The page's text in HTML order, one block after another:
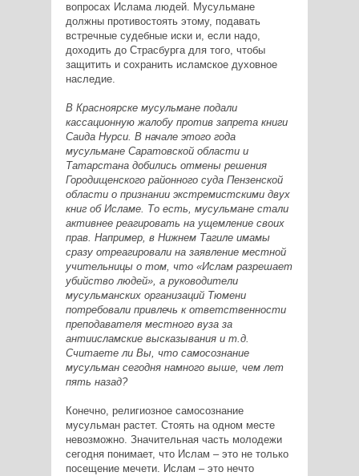
вопросах Ислама людей. Мусульмане
должны противостоять этому, подавать
встречные судебные иски и, если надо,
доходить до Страсбурга для того, чтобы
защитить и сохранить исламское духовное
наследие.
В Красноярске мусульмане подали
кассационную жалобу против запрета книги
Саида Нурси. В начале этого года
мусульмане Саратовской области и
Татарстана добились отмены решения
Городищенского районного суда Пензенской
области о признании экстремистскими двух
книг об Исламе. То есть, мусульмане стали
активнее реагировать на ущемление своих
прав. Например, в Нижнем Тагиле имамы
сразу отреагировали на заявление местной
учительницы о том, что «Ислам разрешает
убийство людей», а руководители
мусульманских организаций Тюмени
потребовали привлечь к ответственности
преподавателя местного вуза за
антиисламские высказывания и т.д.
Считаете ли Вы, что самосознание
мусульман сегодня намного выше, чем лет
пять назад?
Конечно, религиозное самосознание
мусульман растет. Стоять на одном месте
невозможно. Значительная часть молодежи
сегодня понимает, что Ислам – это не только
посещение мечети. Ислам – это нечто